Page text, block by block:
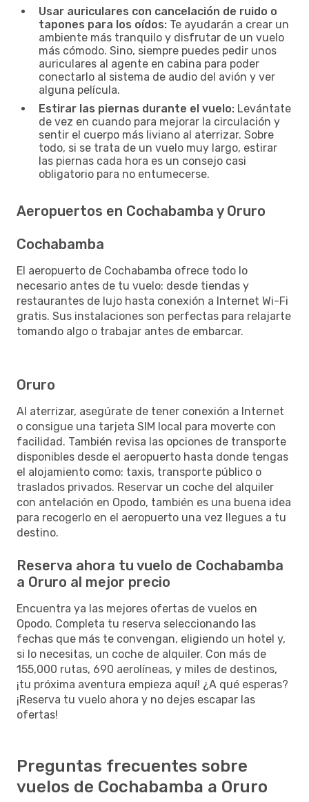
Usar auriculares con cancelación de ruido o
tapones para los oídos: Te ayudarán a crear un
ambiente más tranquilo y disfrutar de un vuelo
más cómodo. Sino, siempre puedes pedir unos
auriculares al agente en cabina para poder
conectarlo al sistema de audio del avión y ver
alguna película.
Estirar las piernas durante el vuelo: Levántate
de vez en cuando para mejorar la circulación y
sentir el cuerpo más liviano al aterrizar. Sobre
todo, si se trata de un vuelo muy largo, estirar
las piernas cada hora es un consejo casi
obligatorio para no entumecerse.
Aeropuertos en Cochabamba y Oruro
Cochabamba
El aeropuerto de Cochabamba ofrece todo lo
necesario antes de tu vuelo: desde tiendas y
restaurantes de lujo hasta conexión a Internet Wi-Fi
gratis. Sus instalaciones son perfectas para relajarte
tomando algo o trabajar antes de embarcar.
Oruro
Al aterrizar, asegúrate de tener conexión a Internet
o consigue una tarjeta SIM local para moverte con
facilidad. También revisa las opciones de transporte
disponibles desde el aeropuerto hasta donde tengas
el alojamiento como: taxis, transporte público o
traslados privados. Reservar un coche del alquiler
con antelación en Opodo, también es una buena idea
para recogerlo en el aeropuerto una vez llegues a tu
destino.
Reserva ahora tu vuelo de Cochabamba
a Oruro al mejor precio
Encuentra ya las mejores ofertas de vuelos en
Opodo. Completa tu reserva seleccionando las
fechas que más te convengan, eligiendo un hotel y,
si lo necesitas, un coche de alquiler. Con más de
155,000 rutas, 690 aerolíneas, y miles de destinos,
¡tu próxima aventura empieza aquí! ¿A qué esperas?
¡Reserva tu vuelo ahora y no dejes escapar las
ofertas!
Preguntas frecuentes sobre
vuelos de Cochabamba a Oruro